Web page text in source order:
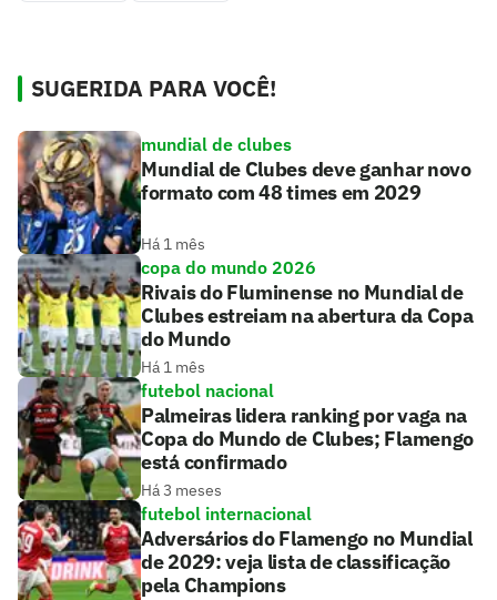
SUGERIDA PARA VOCÊ!
mundial de clubes
Mundial de Clubes deve ganhar novo
formato com 48 times em 2029
Há 1 mês
copa do mundo 2026
Rivais do Fluminense no Mundial de
Clubes estreiam na abertura da Copa
do Mundo
Há 1 mês
futebol nacional
Palmeiras lidera ranking por vaga na
Copa do Mundo de Clubes; Flamengo
está confirmado
Há 3 meses
futebol internacional
Adversários do Flamengo no Mundial
de 2029: veja lista de classificação
pela Champions